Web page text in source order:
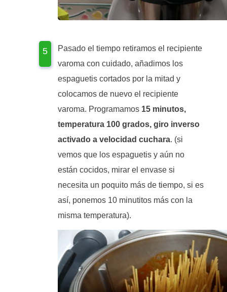
Pasado el tiempo retiramos el recipiente
varoma con cuidado, añadimos los
espaguetis cortados por la mitad y
colocamos de nuevo el recipiente
varoma. Programamos 15 minutos,
temperatura 100 grados, giro inverso
activado a velocidad cuchara. (si
vemos que los espaguetis y aún no
están cocidos, mirar el envase si
necesita un poquito más de tiempo, si es
así, ponemos 10 minutitos más con la
misma temperatura).